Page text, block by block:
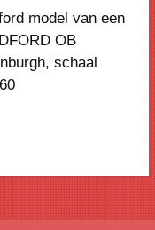
model van een
OB
schaal